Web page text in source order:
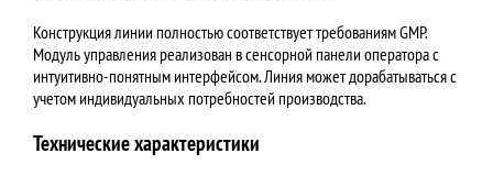
Конструкция линии полностью соответствует требованиям GMP.
Модуль управления реализован в сенсорной панели оператора с
интуитивно-понятным интерфейсом. Линия может дорабатываться с
учетом индивидуальных потребностей производства.
Технические характеристики